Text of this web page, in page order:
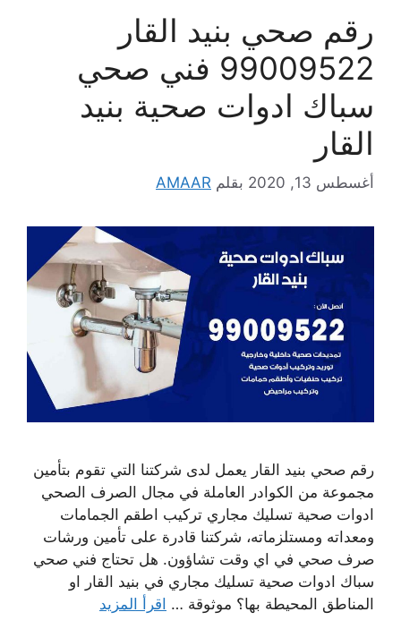
رقم صحي بنيد القار
99009522 فني صحي
سباك ادوات صحية بنيد
القار
أغسطس 13, 2020 بقلم AMAAR
رقم صحي بنيد القار يعمل لدى شركتنا التي تقوم بتأمين
مجموعة من الكوادر العاملة في مجال الصرف الصحي
ادوات صحية تسليك مجاري تركيب اطقم الجمامات
ومعداته ومستلزماته، شركتنا قادرة على تأمين ورشات
صرف صحي في اي وقت تشاؤون. هل تحتاج فني صحي
سباك ادوات صحية تسليك مجاري في بنيد القار او
المناطق المحيطة بها؟ موثوقة … اقرأ المزيد